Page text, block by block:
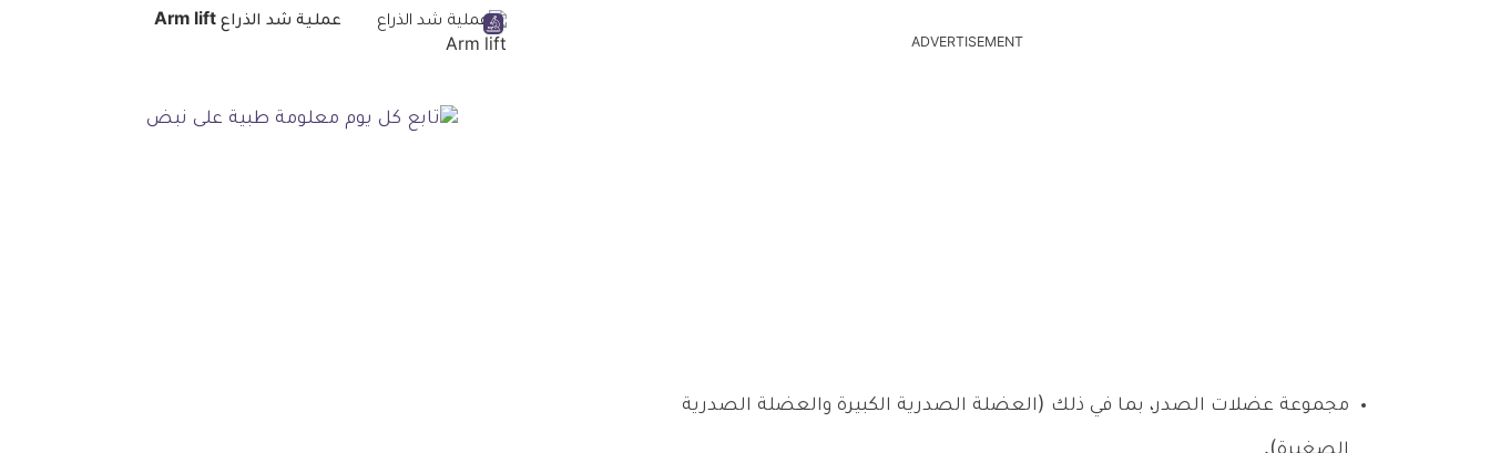
ADVERTISEMENT
مجموعة عضلات الصدر، بما في ذلك (العضلة الصدرية الكبيرة والعضلة الصدرية
عملية شد الذراع Arm lift